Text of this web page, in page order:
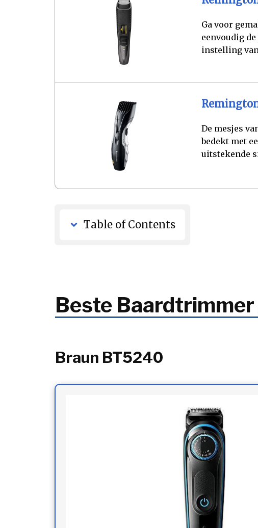
Ga voor
eenvoudig
instelling van
De mesjes
bedekt met
uitstekende
Table of Contents
Beste
Braun BT5240